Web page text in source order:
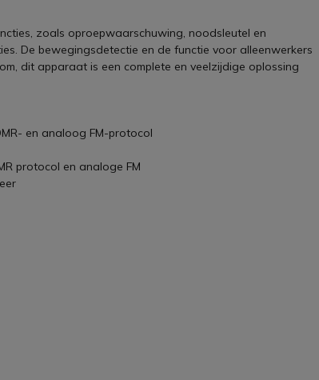
zoals oproepwaarschuwing, noodsleutel en
De bewegingsdetectie en de functie voor alleenwerkers
dit apparaat is een complete en veelzijdige oplossing
en analoog FM-protocol
protocol en analoge FM